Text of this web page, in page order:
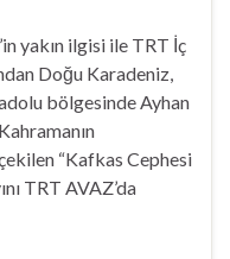
yakın ilgisi ile TRT İç
Doğu Karadeniz,
bölgesinde Ayhan
“Kafkas Cephesi
TRT AVAZ’da